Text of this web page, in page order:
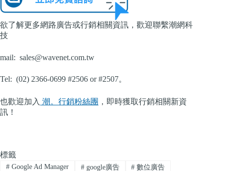
欲了解更多網路廣告或行銷相關資訊，歡迎聯繫潮網科
技
mail: sales@wavenet.com.tw
Tel: (02) 2366-0699 #2506 or #2507。
也歡迎加入 潮。行銷粉絲團 ，即時獲取行銷相關新資
訊！
標籤
#Google Ad Manager #google廣告 # 數位廣告